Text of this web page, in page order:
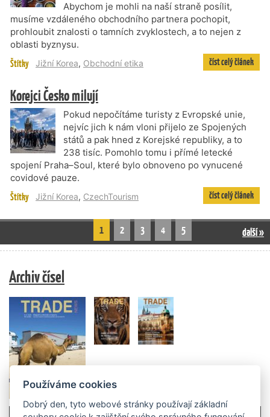
Abychom je mohli na naší straně posílit,
musíme vzdáleného obchodního partnera pochopit,
prohloubit znalosti o tamních zvyklostech, a to nejen z
oblasti byznysu.
Štítky Jižní Korea, Obchodní etika číst celý článek
Korejci Česko milují
Pokud nepočítáme turisty z Evropské unie,
nejvíc jich k nám vloni přijelo ze Spojených
států a pak hned z Korejské republiky, a to
238 tisíc. Pomohlo tomu i přímé letecké
spojení Praha–Soul, které bylo obnoveno po vynucené
covidové pauze.
Štítky Jižní Korea, CzechTourism číst celý článek
1 2 3 4 5 další »
Archiv čísel
Používáme cookies
Dobrý den, tyto webové stránky používají základní